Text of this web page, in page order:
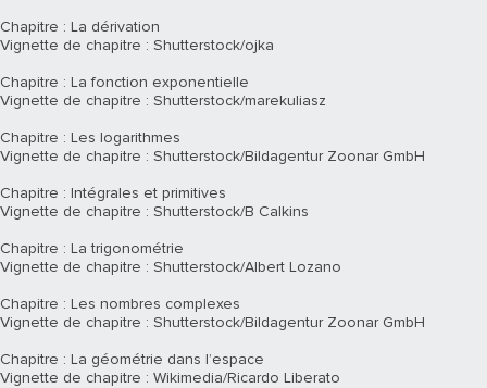
Chapitre : La dérivation
Vignette de chapitre : Shutterstock/ojka
Chapitre : La fonction exponentielle
Vignette de chapitre : Shutterstock/marekuliasz
Chapitre : Les logarithmes
Vignette de chapitre : Shutterstock/Bildagentur Zoonar GmbH
Chapitre : Intégrales et primitives
Vignette de chapitre : Shutterstock/B Calkins
Chapitre : La trigonométrie
Vignette de chapitre : Shutterstock/Albert Lozano
Chapitre : Les nombres complexes
Vignette de chapitre : Shutterstock/Bildagentur Zoonar GmbH
Chapitre : La géométrie dans l’espace
Vignette de chapitre : Wikimedia/Ricardo Liberato